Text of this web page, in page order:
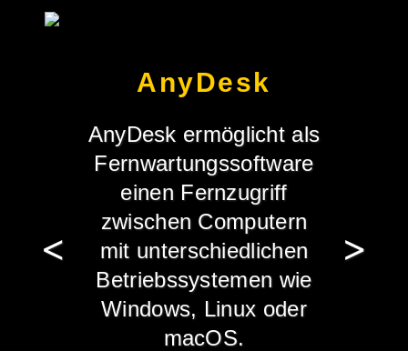
AnyDesk
AnyDesk ermöglicht als
Fernwartungssoftware
einen Fernzugriff
zwischen Computern
mit unterschiedlichen
Betriebssystemen wie
Windows, Linux oder
macOS.